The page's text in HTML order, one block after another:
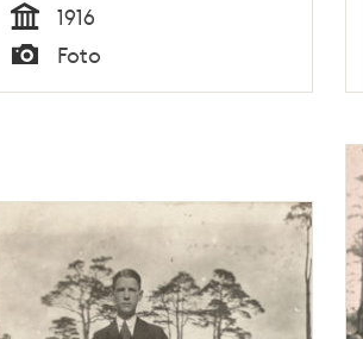
Tid
1916
Typ
Foto